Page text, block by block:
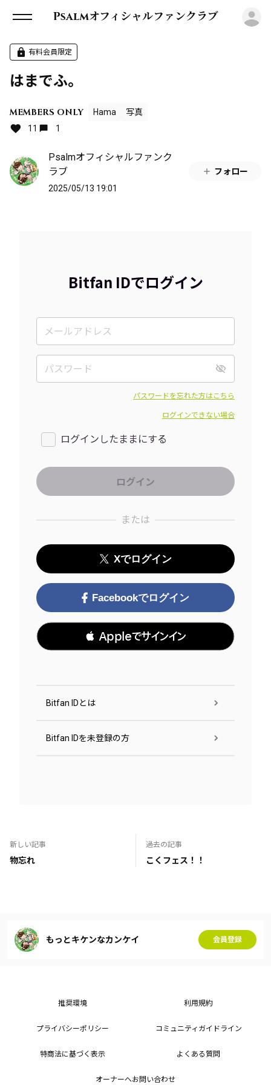
Psalmオフィシャルファンクラブ
有料会員限定
はまでふ。
MEMBERS ONLY Hama
写真
11
1
Psalmオフィシャルファンク
ラブ
2025/05/13 19:01
フォロー
Bitfan IDでログイン
パスワードを忘れた方はこちら
ログインできない場合
ログインしたままにする
または
Xでログイン
Facebookでログイン
 Appleでサインイン
Bitfan IDとは
Bitfan IDを未登録の方
新しい記事
物忘れ
過去の記事
こくフェス！！
もっとキケンなカンケイ 会員登録
推奨環境 利用規約
プライバシーポリシー コミュニティガイドライン
特商法に基づく表示 よくある質問
オーナーへお問い合わせ